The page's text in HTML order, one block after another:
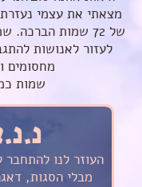
מצאתי את עצמי
של 72 שמות
לעזור לאנושות
מחסומים
שמות
העוזר לנו להתחבר
מבלי הסגות,